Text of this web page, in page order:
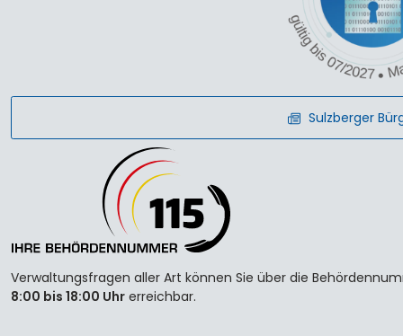
Sulzberger
Verwaltungsfragen aller Art können Sie über die
8:00 bis 18:00 Uhr erreichbar.